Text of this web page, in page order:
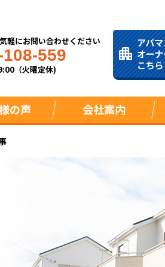
軽にお問い合わせください
559
（火曜定休)
の声 会社案内